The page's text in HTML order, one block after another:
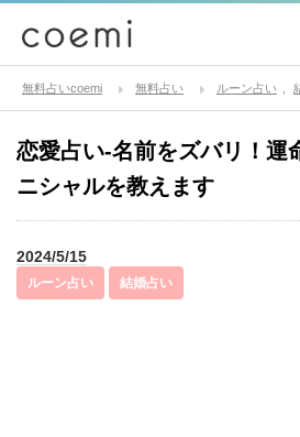
無料占いcoemi 無料占い ルーン占い
恋愛占い-名前をズバリ！運
ニシャルを教えます
2024/5/15
ルーン占い 結婚占い